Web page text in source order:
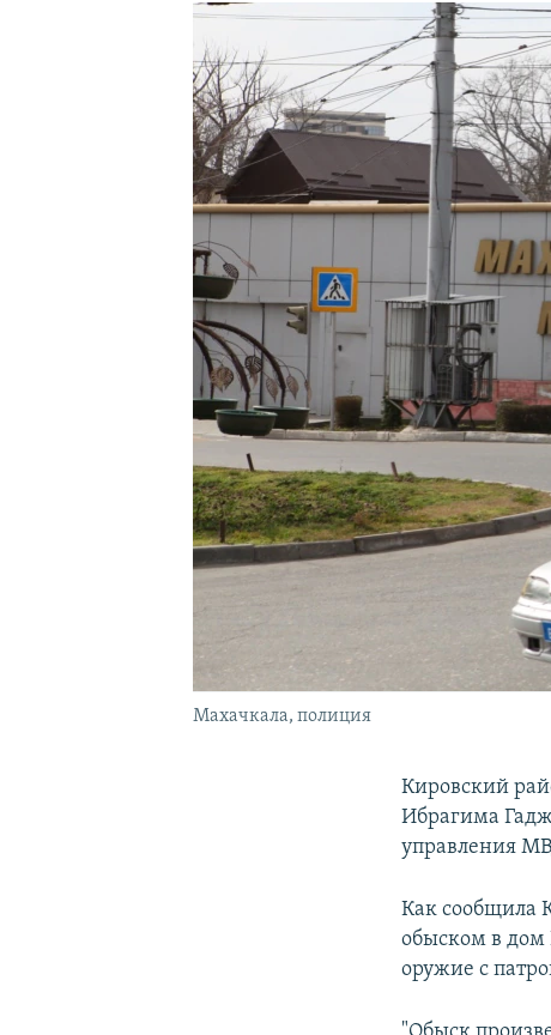
ПОДПИШИТЕСЬ НА РАССЫЛКУ
Махачкала, полиция
Кировский
Ибрагима
управления
Как сообщила
обыском в дом
оружие с